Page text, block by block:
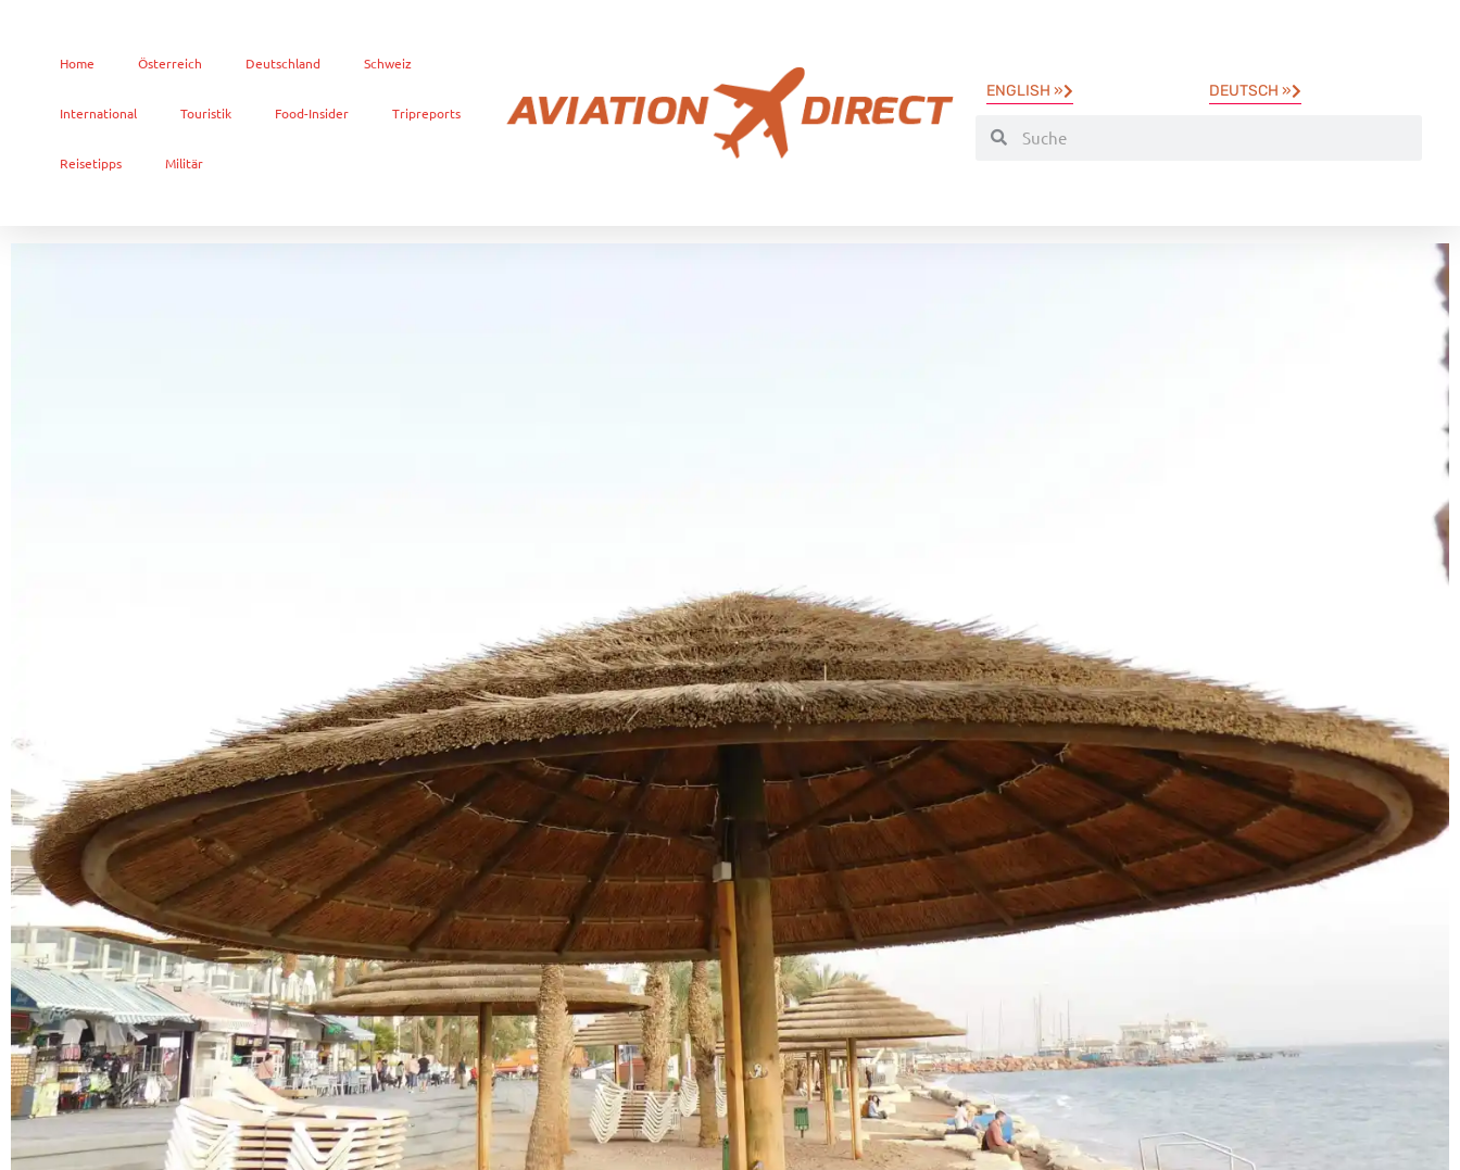
Home Österreich Deutschland Schweiz
International Touristik Food-Insider Tripreports
Reisetipps Militär
ENGLISH » DEUTSCH »